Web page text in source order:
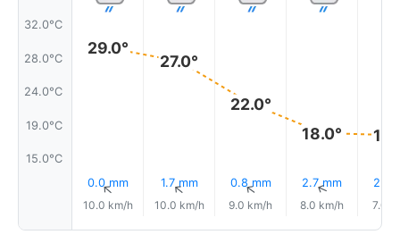
32.0°C
28.0°C
24.0°C
19.0°C
15.0°C
29.0°
0.0 mm
↑
10.0 km/h
27.0°
1.7 mm
↑
10.0 km/h
22.0°
0.8 mm
↑
9.0 km/h
18.0°
2.7 mm
↑
8.0 km/h
2.4
7.0